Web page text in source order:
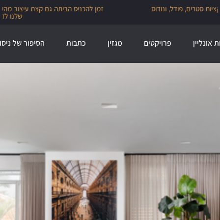
זמן להכניס הביתה גם קצת עיצוב מהעולם, 30% הנחה על מגוון מותגי הייבוא
שלנו לזמן מוגבל
אונליין פרויקטים מגזין כתבות הסיפור של ניסו